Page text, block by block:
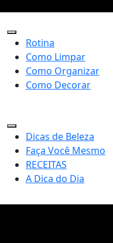
Rotina
Como Limpar
Como Organizar
Como Decorar
Dicas de Beleza
Faça Você Mesmo
RECEITAS
A Dica do Dia